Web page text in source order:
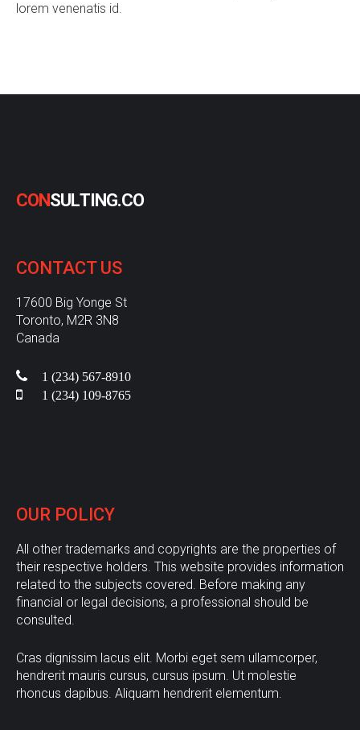
lorem venenatis id.
CONSULTING.CO
CONTACT US
17600 Big Yonge St
Toronto, M2R 3N8
Canada
1 (234) 567-8910
1 (234) 109-8765
OUR POLICY
All other trademarks and copyrights are the properties of
their respective holders. This website provides information
related to the subjects covered. Before making any
financial or legal decisions, a professional should be
consulted.
Cras dignissim lacus elit. Morbi eget sem ullamcorper,
hendrerit mauris cursus, cursus ipsum. Ut molestie
rhoncus dapibus. Aliquam hendrerit elementum.